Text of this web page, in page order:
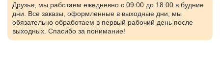
Друзья, мы работаем ежедневно с 09:00 до 18:00 в будние
дни. Все заказы, оформленные в выходные дни, мы
обязательно обработаем в первый рабочий день после
выходных. Спасибо за понимание!